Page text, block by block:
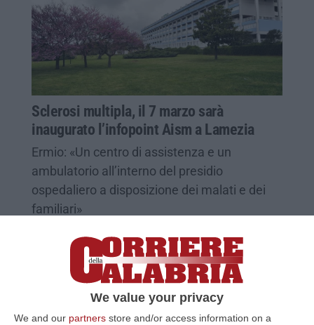
We value your privacy
We and our partners store and/or access information on a
Sclerosi multipla, il 7 marzo sarà
inaugurato l’infopoint Aism a Lamezia
Ermio: «Un centro di assistenza e un
ambulatorio all’interno del presidio
ospedaliero a disposizione dei malati e dei
familiari»